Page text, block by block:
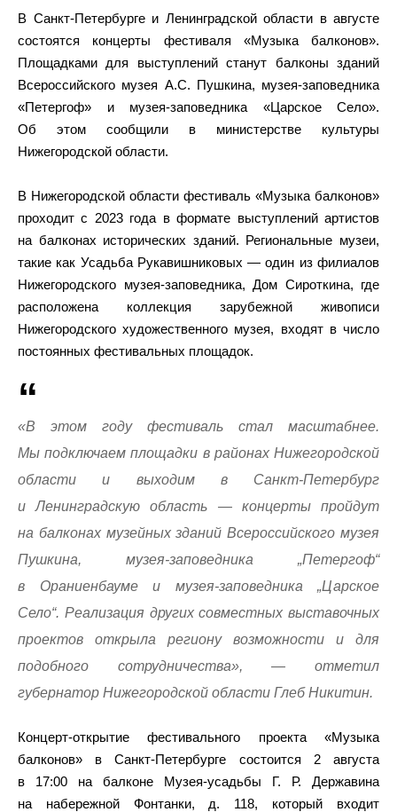
В Санкт-Петербурге и Ленинградской области в августе
состоятся концерты фестиваля «Музыка балконов».
Площадками для выступлений станут балконы зданий
Всероссийского музея А.С. Пушкина, музея-заповедника
«Петергоф» и музея-заповедника «Царское Село».
Об этом сообщили в министерстве культуры
Нижегородской области.
В Нижегородской области фестиваль «Музыка балконов»
проходит с 2023 года в формате выступлений артистов
на балконах исторических зданий. Региональные музеи,
такие как Усадьба Рукавишниковых — один из филиалов
Нижегородского музея-заповедника, Дом Сироткина, где
расположена коллекция зарубежной живописи
Нижегородского художественного музея, входят в число
постоянных фестивальных площадок.
«В этом году фестиваль стал масштабнее.
Мы подключаем площадки в районах Нижегородской
области и выходим в Санкт-Петербург
и Ленинградскую область — концерты пройдут
на балконах музейных зданий Всероссийского музея
Пушкина, музея-заповедника „Петергоф“
в Ораниенбауме и музея-заповедника „Царское
Село“. Реализация других совместных выставочных
проектов открыла региону возможности и для
подобного сотрудничества», — отметил
губернатор Нижегородской области Глеб Никитин.
Концерт-открытие фестивального проекта «Музыка
балконов» в Санкт-Петербурге состоится 2 августа
в 17:00 на балконе Музея-усадьбы Г. Р. Державина
на набережной Фонтанки, д. 118, который входит